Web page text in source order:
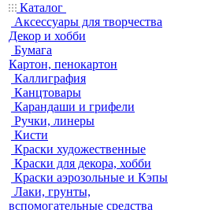
Каталог
Аксессуары для творчества
Декор и хобби
Бумага
Картон, пенокартон
Каллиграфия
Канцтовары
Карандаши и грифели
Ручки, линеры
Кисти
Краски художественные
Краски для декора, хобби
Краски аэрозольные и Кэпы
Лаки, грунты,
вспомогательные средства